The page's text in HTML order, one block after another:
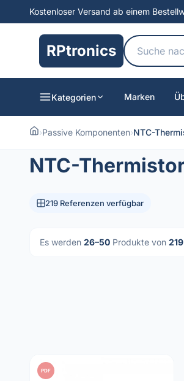
Kostenloser Versand ab einem
RPtronics
Kategorien Marken
›Passive Komponenten›NTC-
NTC-
219 Referenzen verfügbar
Es werden 26–50 Produkte von 219
PDF